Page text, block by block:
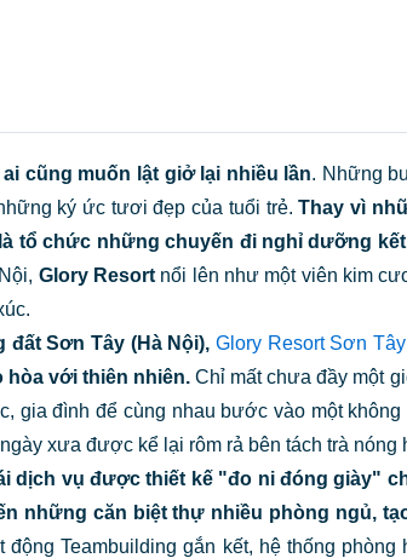
cũng muốn lật giở lại nhiều lần. Những
ký ức tươi đẹp của tuổi trẻ.Thay vì
tổ chức những chuyến đi nghỉ dưỡng
Glory Resortnổi lên như một viên kim
Sơn Tây (Hà Nội), Glory Resort Sơn Tây
hòa với thiên nhiên. Chỉ mất chưa đầy một
gia đình để cùng nhau bước vào một
xưa được kể lại rôm rả bên tách trà nóng
dịch vụ được thiết kế "đo ni đóng giày"
những căn biệt thự nhiều phòng ngủ,
Teambuilding gắn kết, hệ thống